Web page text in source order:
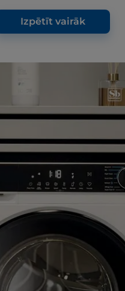
Izpētīt vairāk